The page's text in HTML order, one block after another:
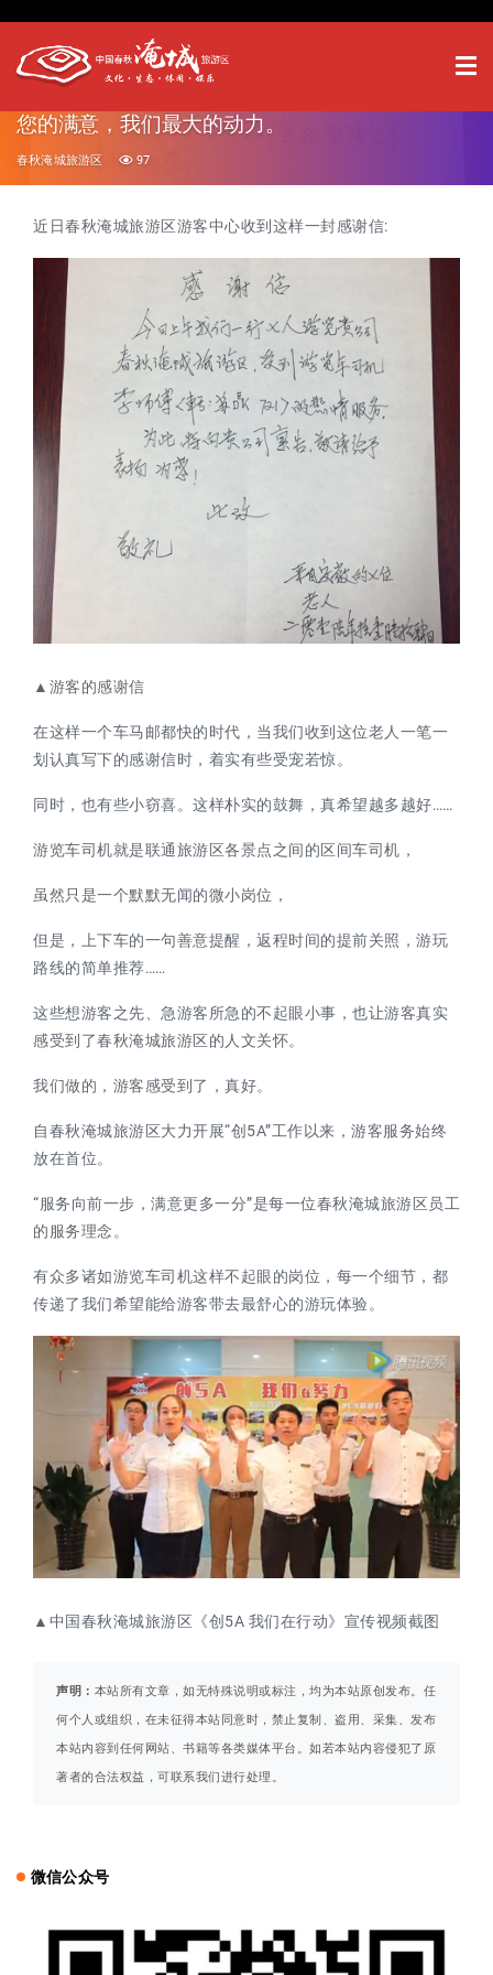
您的满意，我们最大的动力。
春秋淹城旅游区 97
近日春秋淹城旅游区游客中心收到这样一封感谢信:
▲游客的感谢信
在这样一个车马邮都快的时代，当我们收到这位老人一笔一
划认真写下的感谢信时，着实有些受宠若惊。
同时，也有些小窃喜。这样朴实的鼓舞，真希望越多越好……
游览车司机就是联通旅游区各景点之间的区间车司机，
虽然只是一个默默无闻的微小岗位，
但是，上下车的一句善意提醒，返程时间的提前关照，游玩
路线的简单推荐……
这些想游客之先、急游客所急的不起眼小事，也让游客真实
感受到了春秋淹城旅游区的人文关怀。
我们做的，游客感受到了，真好。
自春秋淹城旅游区大力开展“创5A”工作以来，游客服务始终
放在首位。
“服务向前一步，满意更多一分”是每一位春秋淹城旅游区员工
的服务理念。
有众多诸如游览车司机这样不起眼的岗位，每一个细节，都
传递了我们希望能给游客带去最舒心的游玩体验。
▲中国春秋淹城旅游区《创5A 我们在行动》宣传视频截图
声明： 本站所有文章，如无特殊说明或标注，均为本站原创发布。任
何个人或组织，在未征得本站同意时，禁止复制、盗用、采集、发布
本站内容到任何网站、书籍等各类媒体平台。如若本站内容侵犯了原
著者的合法权益，可联系我们进行处理。
微信公众号